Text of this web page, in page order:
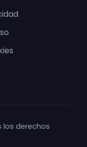
los derechos